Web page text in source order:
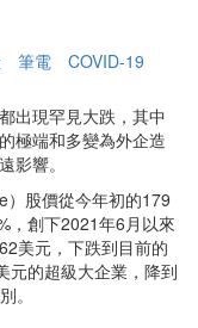
筆電 COVID-19
出現罕見大跌，其中
極端和多變為外企造
影響。
）股價從今年初的179
，創下2021年6月以來
美元，下跌到目前的
元的超級大企業，降到
。